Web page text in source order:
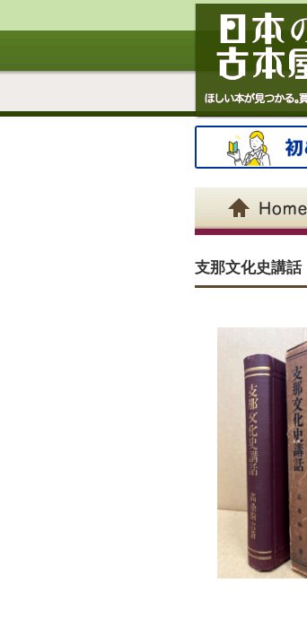
支那文化史講話